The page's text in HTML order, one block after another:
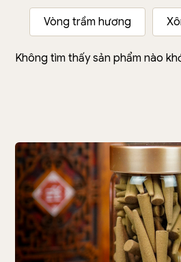
Vòng trầm hương
Không tìm thấy sản phẩm nào